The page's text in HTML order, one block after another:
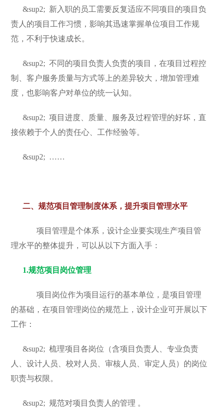
&sup2; 新入职的员工需要反复适应不同项目的项目负
责人的项目工作习惯，影响其迅速掌握单位项目工作规
范，不利于快速成长。
&sup2;不同的项目负责人负责的项目，在项目过程控
制、客户服务质量与方式等上的差异较大，增加管理难
度，也影响客户对单位的统一认知。
&sup2;项目进度、质量、服务及过程管理的好坏，直
接依赖于个人的责任心、工作经验等。
&sup2; ……
二、规范项目管理制度体系，提升项目管理水平
项目管理是个体系，设计企业要实现生产项目管
理水平的整体提升，可以从以下方面入手：
1.规范项目岗位管理
项目岗位作为项目运行的基本单位，是项目管理
的基础，在项目管理岗位的规范上，设计企业可开展以下
工作：
&sup2;梳理项目各岗位（含项目负责人、专业负责
人、设计人员、校对人员、审核人员、审定人员）的岗位
职责与权限。
&sup2;规范对项目负责人的管理 。